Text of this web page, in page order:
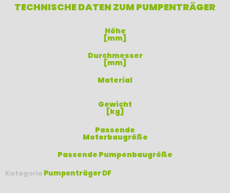
TECHNISCHE DATEN ZUM PUMPENTRÄGER
Höhe
[mm]
Durchmesser
[mm]
Material
Gewicht
[kg]
Passende
Motorbaugröße
Passende Pumpenbaugröße
Kategorie Pumpenträger DF